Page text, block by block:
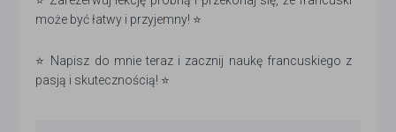
może być łatwy i przyjemny! ⭐
⭐ Napisz do mnie teraz i zacznij naukę francuskiego z
pasją i skutecznością! ⭐